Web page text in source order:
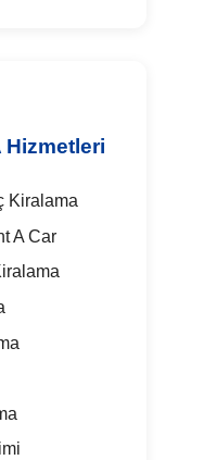
Hizmetleri
Kiralama
A Car